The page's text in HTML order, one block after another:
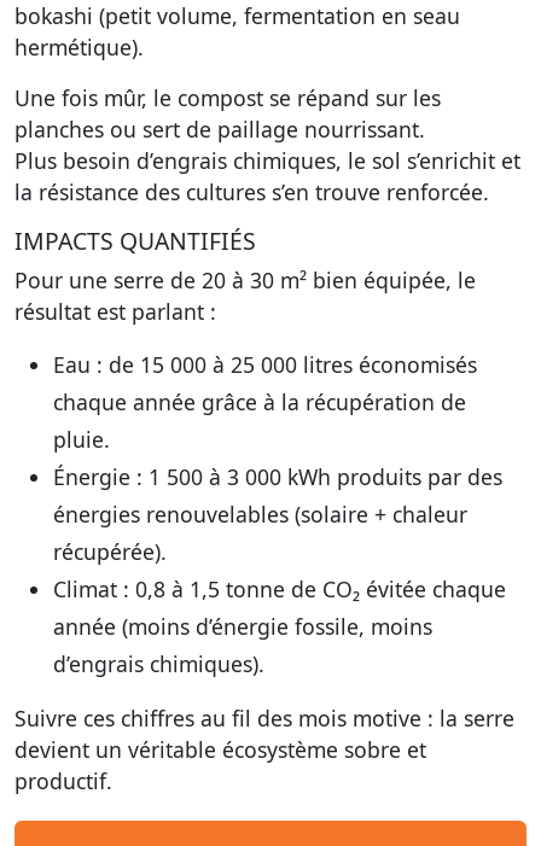
bokashi (petit volume, fermentation en seau
hermétique).
Une fois mûr, le compost se répand sur les
planches ou sert de paillage nourrissant.
Plus besoin d’engrais chimiques, le sol s’enrichit et
la résistance des cultures s’en trouve renforcée.
IMPACTS QUANTIFIÉS
Pour une serre de 20 à 30 m² bien équipée, le
résultat est parlant :
Eau : de 15 000 à 25 000 litres économisés
chaque année grâce à la récupération de
pluie.
Énergie : 1 500 à 3 000 kWh produits par des
énergies renouvelables (solaire + chaleur
récupérée).
Climat : 0,8 à 1,5 tonne de CO₂ évitée chaque
année (moins d’énergie fossile, moins
d’engrais chimiques).
Suivre ces chiffres au fil des mois motive : la serre
devient un véritable écosystème sobre et
productif.